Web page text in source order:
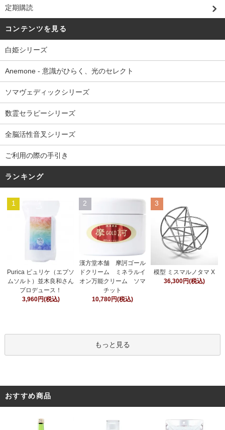
定期購読
コンテンツを見る
白姫シリーズ
Anemone - 意識がひらく、光のセレクト
ソマヴェディックシリーズ
数霊セラピーシリーズ
全脳活性音叉シリーズ
ご利用の際の手引き
ランキング
1
Purica ピュリケ（エプソ
ムソルト）並木良和さん
プロデュース！
3,960円(税込)
2
漢方堂本舗 摩訶ゴール
ドクリーム ミネラルイ
オン万能クリーム ソマ
チット
10,780円(税込)
3
模型 ミスマルノタマ X
36,300円(税込)
もっと見る
おすすめ商品